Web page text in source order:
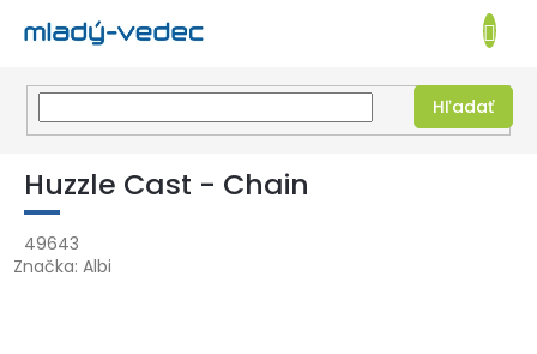
Prejsť
obsah
EUR
Hľadať
KOŠÍK
Huzzle Cast - Chain
49643
Značka: Albi